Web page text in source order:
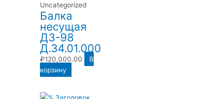
Uncategorized
Балка
несущая
ДЗ-98
Д.34.01.000
₽120,000.00
В
корзину